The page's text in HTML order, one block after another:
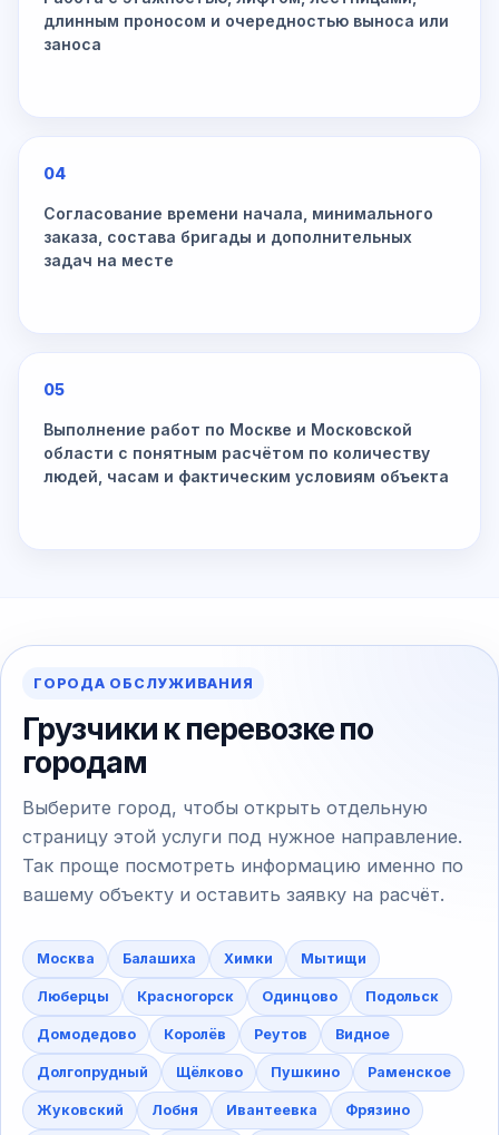
длинным проносом и очередностью выноса или
заноса
04
Согласование времени начала, минимального
заказа, состава бригады и дополнительных
задач на месте
05
Выполнение работ по Москве и Московской
области с понятным расчётом по количеству
людей, часам и фактическим условиям объекта
ГОРОДА ОБСЛУЖИВАНИЯ
Грузчики к перевозке по
городам
Выберите город, чтобы открыть отдельную
страницу этой услуги под нужное направление.
Так проще посмотреть информацию именно по
вашему объекту и оставить заявку на расчёт.
Москва Балашиха Химки Мытищи
Люберцы Красногорск Одинцово Подольск
Домодедово Королёв Реутов Видное
Долгопрудный Щёлково Пушкино Раменское
Жуковский Лобня Ивантеевка Фрязино